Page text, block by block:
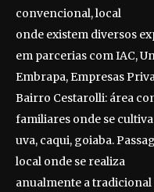
convencional, local
onde existem diversos
em parcerias com IAC,
Embrapa, Empresas
Bairro Cestarolli: área
familiares onde se cultiva
uva, caqui, goiaba.
local onde se realiza
anualmente a tradicional